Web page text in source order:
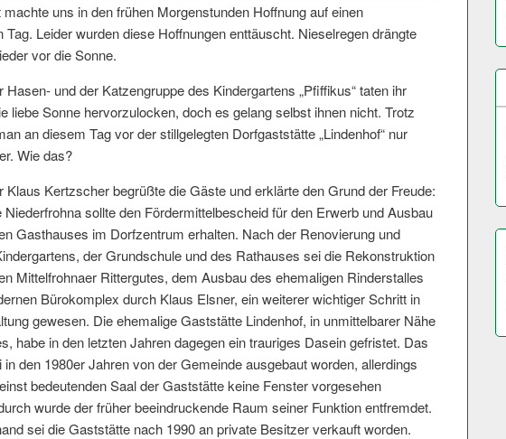
uns in den frühen Morgenstunden Hoffnung auf einen
Tag. Leider wurden diese Hoffnungen enttäuscht. Nieselregen drängte
vor die Sonne.
Hasen- und der Katzengruppe des Kindergartens „Pfiffikus“ taten ihr
liebe Sonne hervorzulocken, doch es gelang selbst ihnen nicht. Trotz
an diesem Tag vor der stillgelegten Dorfgaststätte „Lindenhof“ nur
Wie das?
Klaus Kertzscher begrüßte die Gäste und erklärte den Grund der Freude:
Niederfrohna sollte den Fördermittelbes­cheid für den Erwerb und Ausbau
Gasthauses im Dorfzentrum erhalten. Nach der Renovierung und
der Grundschule und des Rathauses sei die Rekonstruktion
Mittelfrohnaer Rittergutes, dem Ausbau des ehemaligen Rinderstalles
Bürokomplex durch Klaus Elsner, ein weiterer wichtiger Schritt in
gewesen. Die ehemalige Gaststätte Lindenhof, in unmittelbarer Nähe
habe in den letzten Jahren dagegen ein trauriges Dasein gefristet. Das
den 1980er Jahren von der Gemeinde ausgebaut worden, allerdings
bedeutenden Saal der Gaststätte keine Fenster vorgesehen
wurde der früher beeindruckende Raum seiner Funktion entfremdet.
sei die Gaststätte nach 1990 an private Besitzer verkauft worden.